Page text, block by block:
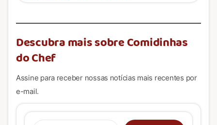
Descubra mais sobre Comidinhas
do Chef
Assine para receber nossas notícias mais recentes por
e-mail.
Digite seu e-mail…